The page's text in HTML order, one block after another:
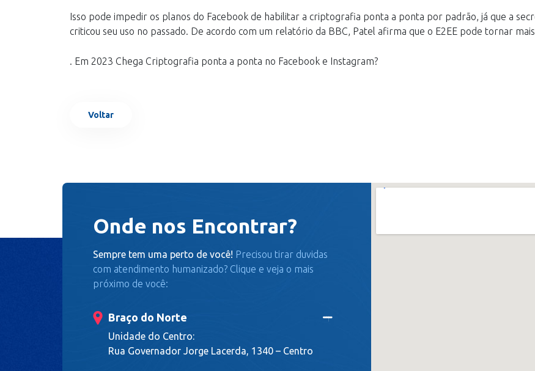
Isso pode impedir os planos do Facebook de habilitar a criptografia ponta a ponta por padrão, já que a
criticou seu uso no passado. De acordo com um relatório da BBC, Patel afirma que o E2EE pode tornar
. Em 2023 Chega Criptografia ponta a ponta no Facebook e Instagram?
Voltar
Onde nos Encontrar?
Sempre tem uma perto de você! Precisou tirar duvidas
com atendimento humanizado? Clique e veja o mais
próximo de você:
Braço do Norte
Unidade do Centro:
Rua Governador Jorge Lacerda, 1340 – Centro